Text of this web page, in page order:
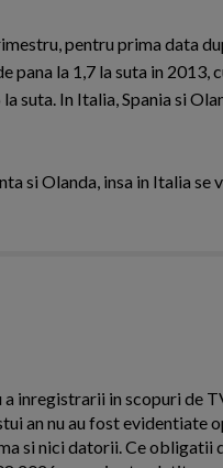
pentru prima data
la 1,7 la suta in 2013,
suta. In Italia, Spania si
si Olanda, insa in Italia se
inregistrarii in scopuri de
an nu au fost evidentiate
si nici datorii. Ce